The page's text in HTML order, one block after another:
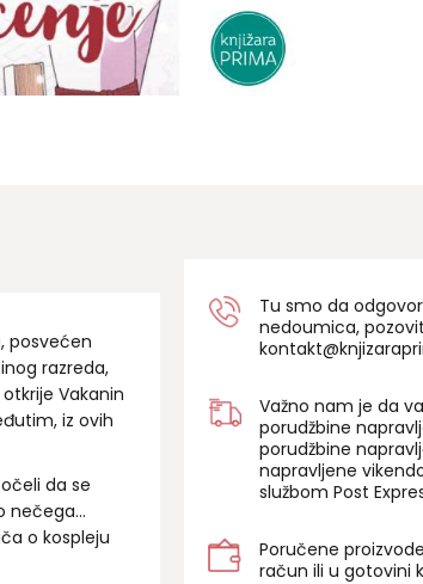
posvećen
razreda,
Vakanin
iz ovih
da se
nečega...
o kospleju
Tu smo da
nedoumica,
Važno nam je da
porudžbine
porudžbine
napravljene
službom Post
Poručene
račun ili u gotovini